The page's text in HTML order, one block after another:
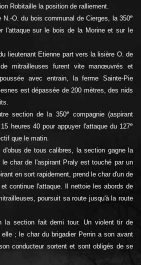
Robitaille la position de ralliement.
N.-O. du bois communal de Cierges, la 350e
l'attaque sur le bois de la Morine et sur le
lieutenant Etienne part vers la lisière O. de
mitrailleuses furent vite manœuvrés et
avec entrain, la ferme Sainte-Pie
est dépassée de 200 mètres, des nids
section de la 350e
compagnie (aspirant
heures 40 pour appuyer l'attaque du 127e
que le matin.
d'obus de tous calibres, la section gagne la
char de l'aspirant Praly est touché par un
en sort rapidement, prend le char d'un de
continue l'attaque. Il nettoie les abords de
poursuit sa route jusqu'à la route
la section fait demi tour. Un violent tir de
elle ; le char du brigadier Perrin a son avant
conducteur sortent et sont obligés de se